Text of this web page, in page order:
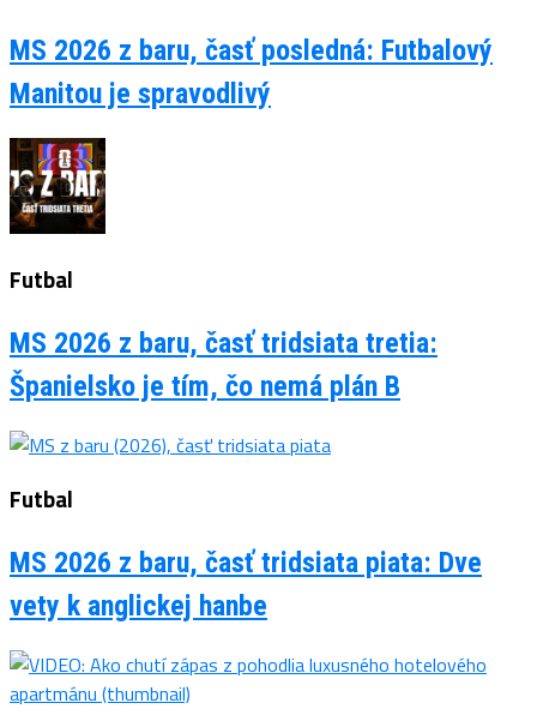
MS 2026 z baru, časť posledná: Futbalový
Manitou je spravodlivý
Futbal
MS 2026 z baru, časť tridsiata tretia:
Španielsko je tím, čo nemá plán B
Futbal
MS 2026 z baru, časť tridsiata piata: Dve
vety k anglickej hanbe